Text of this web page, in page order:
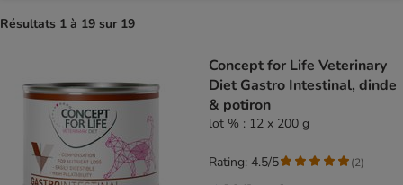
Résultats 1 à 19 sur 19
Concept for Life Veterinary
Diet Gastro Intestinal, dinde
& potiron
lot % : 12 x 200 g
Rating: 4.5/5 (2)